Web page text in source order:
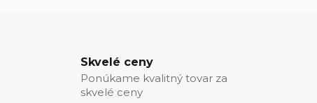
Skvelé ceny
Ponúkame kvalitný tovar za
skvelé ceny